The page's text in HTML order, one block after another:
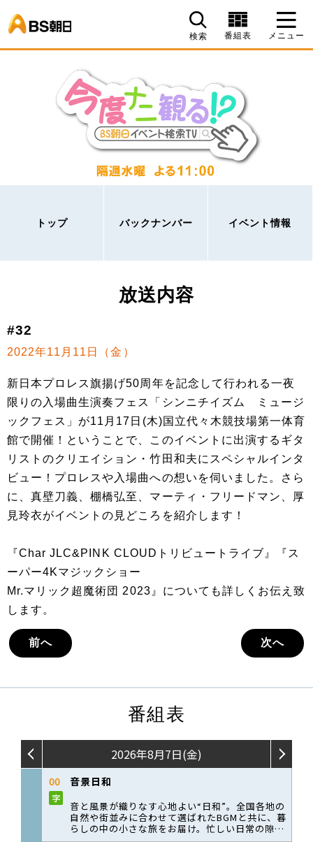
検索 番組表 メニュー
トップ バックナンバー イベント情報
放送内容
#32
2022年11月11日（金）
新日本プロレス旗揚げ50周年を記念して行われる一夜
限りの入場曲生演奏フェス「シンニチイズム ミュージ
ックフェス」が11月17日(木)国立代々木競技場第一体育
館で開催！ということで、このイベントに出演するギタ
リストのクリエイション・竹田和夫にスペシャルインタ
ビュー！プロレスや入場曲への想いを伺いました。さら
に、真壁刀義、棚橋弘至、マーティ・フリードマン、厚
見玲衣がイベントの見どころを紹介します！
『Char JLC&PINK CLOUDトリビュートライブ』『ス
ーパー4Kマジックショー
Mr.マリック超魔術団 2023』についても詳しくお伝え致
します。
前へ 次へ
番組表